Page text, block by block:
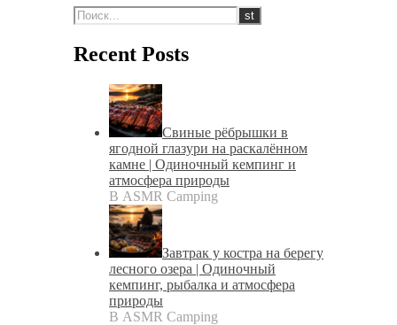
Recent Posts
Свиные рёбрышки в
ягодной глазури на раскалённом
камне | Одиночный кемпинг и
атмосфера природы
В ASMR Camping
Завтрак у костра на берегу
лесного озера | Одиночный
кемпинг, рыбалка и атмосфера
природы
В ASMR Camping